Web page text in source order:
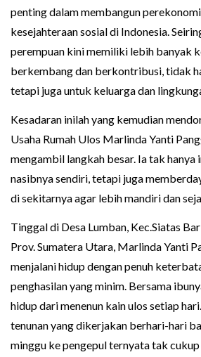
penting dalam membangun
kesejahteraan sosial di Indonesia.
perempuan kini memiliki lebih banyak
berkembang dan berkontribusi, tidak
tetapi juga untuk keluarga dan
Kesadaran inilah yang kemudian
Usaha Rumah Ulos Marlinda Yanti
mengambil langkah besar. Ia tak hanya
nasibnya sendiri, tetapi juga
di sekitarnya agar lebih mandiri dan
Tinggal di Desa Lumban, Kec.Siatas
Prov. Sumatera Utara, Marlinda Yanti
menjalani hidup dengan penuh
penghasilan yang minim. Bersama
hidup dari menenun kain ulos setiap
tenunan yang dikerjakan berhari-hari
minggu ke pengepul ternyata tak